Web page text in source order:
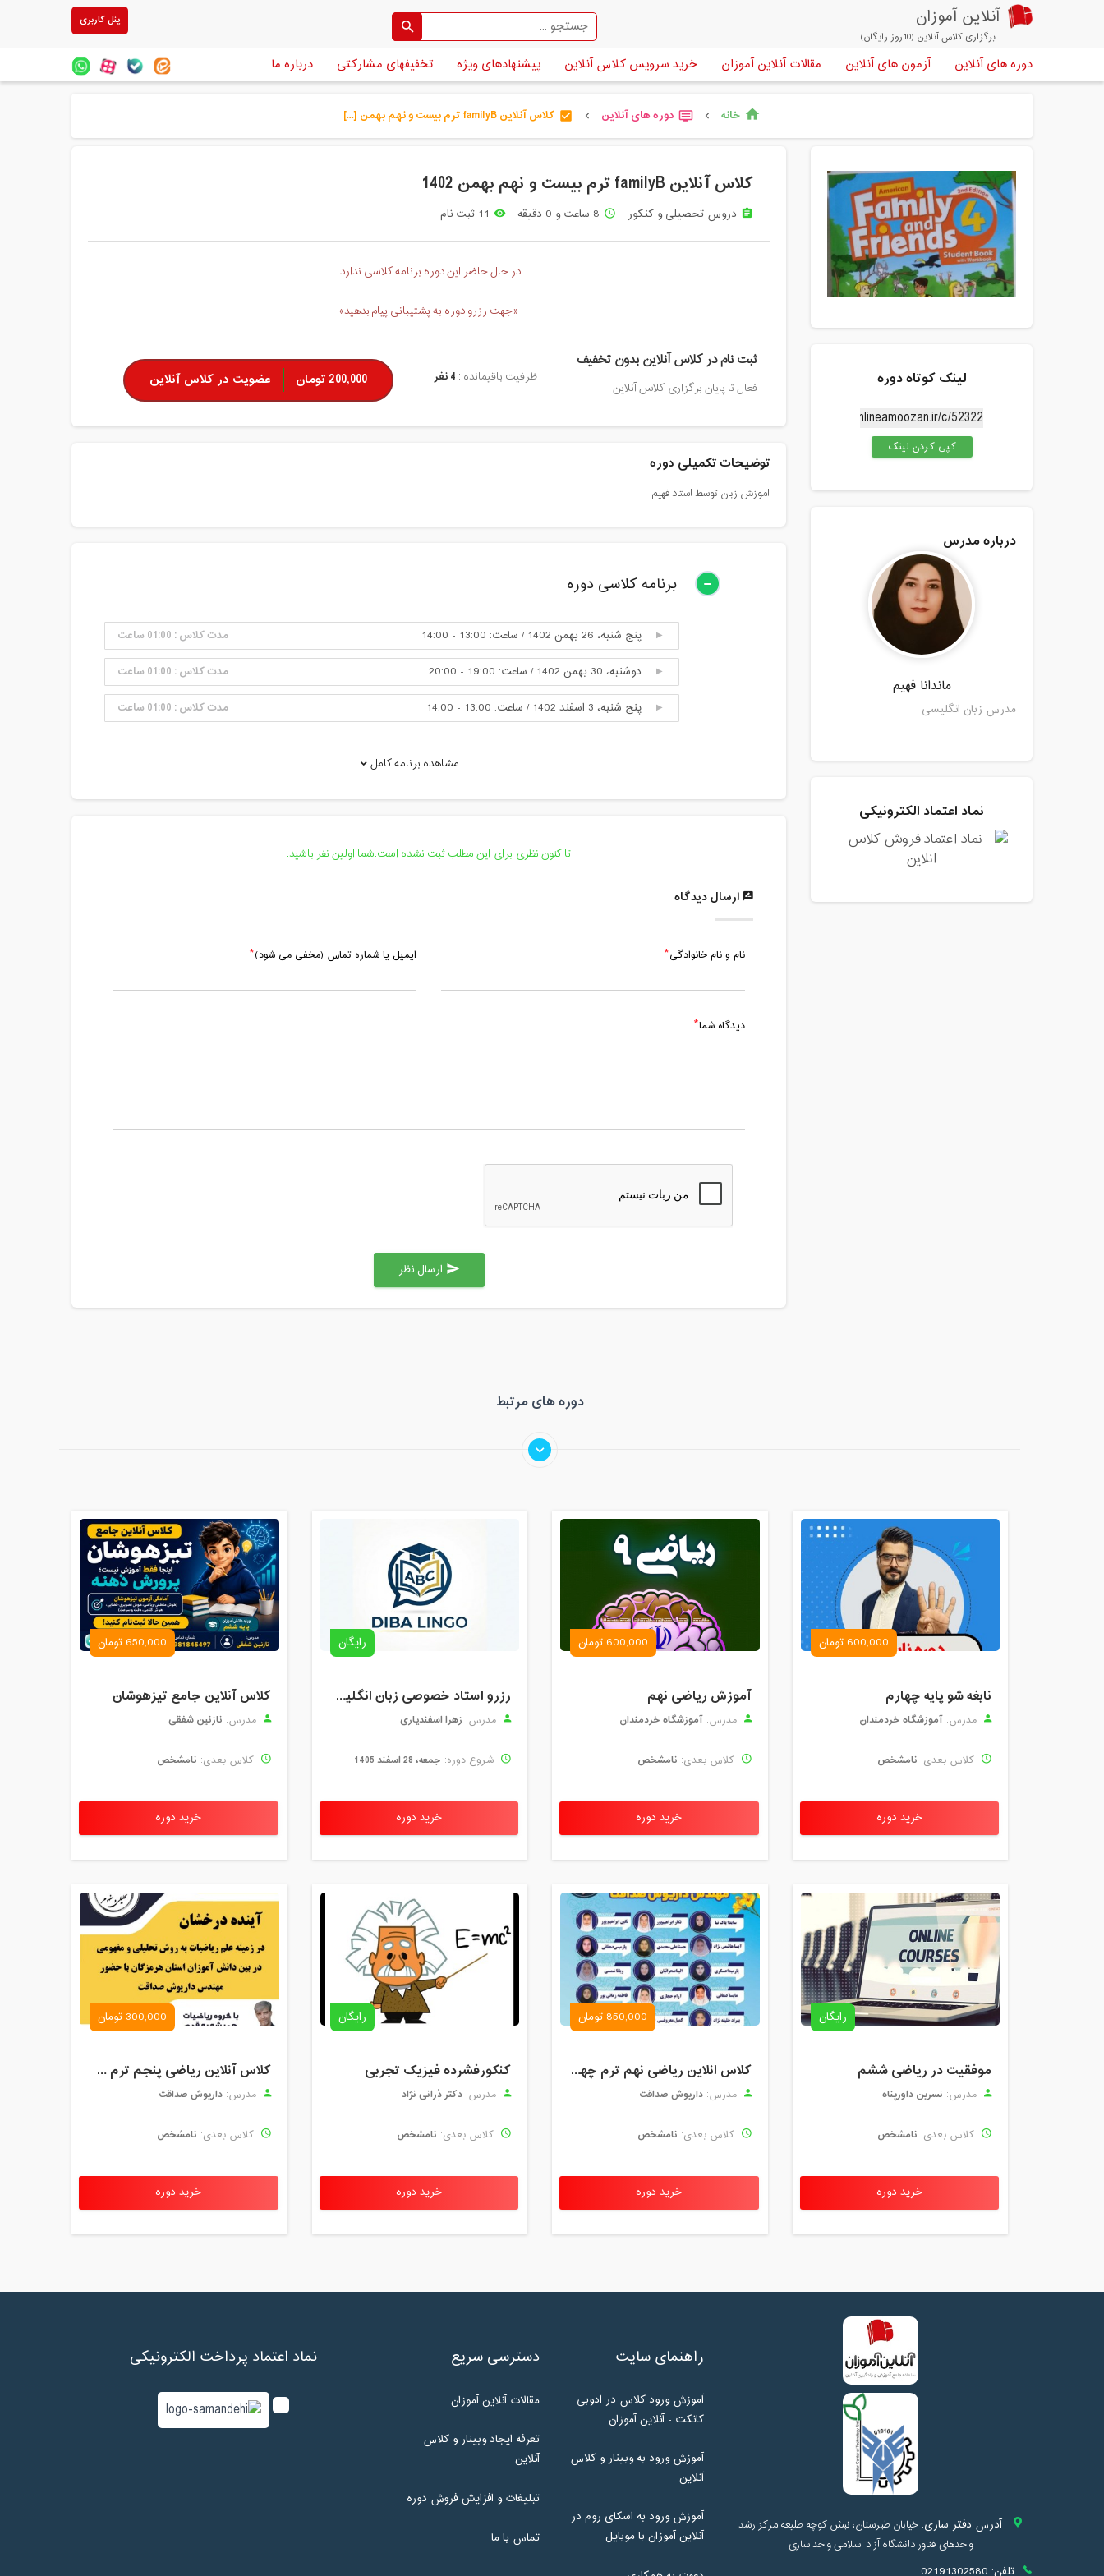
آنلاین آموزان
برگزاری کلاس آنلاین (10روز رایگان)
پنل کاربری
دوره های آنلاین آزمون های آنلاین مقالات آنلاین آموزان خرید سرویس کلاس آنلاین پیشنهادهای ویژه تخفیفهای مشارکتی درباره ما
home خانه chevron_left
dvr دوره های آنلاین chevron_left
check_box کلاس آنلاین familyB ترم بیست و نهم بهمن [...]
کلاس آنلاین familyB ترم بیست و نهم بهمن 1402
assignment دروس تحصیلی و کنکور access_time 8 ساعت و 0 دقیقه remove_red_eye 11 ثبت نام
در حال حاضر این دوره برنامه کلاسی ندارد.
«جهت رزرو دوره به پشتیبانی پیام بدهید»
ثبت نام در کلاس آنلاین بدون تخفیف
فعال تا پایان برگزاری کلاس آنلاین
ظرفیت باقیمانده : 4 نفر 200,000 تومان عضویت در کلاس آنلاین
توضیحات تکمیلی دوره
اموزش زبان توسط استاد فهیم
برنامه کلاسی دوره
پنج شنبه، 26 بهمن 1402 / ساعت: 13:00 - 14:00 مدت کلاس : 01:00 ساعت
دوشنبه، 30 بهمن 1402 / ساعت: 19:00 - 20:00 مدت کلاس : 01:00 ساعت
پنج شنبه، 3 اسفند 1402 / ساعت: 13:00 - 14:00 مدت کلاس : 01:00 ساعت
مشاهده برنامه کامل
تا کنون نظری برای این مطلب ثبت نشده است.شما اولین نفر باشید.
ارسال دیدگاه
نام و نام خانوادگی ایمیل یا شماره تماس (مخفی می شود)
دیدگاه شما
send
لینک کوتاه دوره
کپی کردن لینک
درباره مدرس
ماندانا فهیم
مدرس زبان انگلیسی
نماد اعتماد الکترونیکی
دوره های مرتبط
600,000 تومان
نابغه شو پایه چهارم
مدرس: آموزشگاه خردمندان
کلاس بعدی: نامشخص
خرید دوره
600,000 تومان
آموزش ریاضی نهم
مدرس: آموزشگاه خردمندان
کلاس بعدی: نامشخص
خرید دوره
رایگان
رزرو استاد خصوصی زبان انگلیسی | کلاس یک‌نفره با زهرا اسفندیاری + مشاوره رایگان
مدرس: زهرا اسفندیاری
شروع دوره: جمعه، 28 اسفند 1405
خرید دوره
650,000 تومان
کلاس آنلاین جامع تیزهوشان
مدرس: نازنین شفقی
کلاس بعدی: نامشخص
خرید دوره
رایگان
موفقیت در ریاضی ششم
مدرس: نسرین داورپناه
کلاس بعدی: نامشخص
خرید دوره
850,000 تومان
کلاس انلاین ریاضی نهم ترم چهارم مهر 1404
مدرس: داریوش صداقت
کلاس بعدی: نامشخص
خرید دوره
رایگان
کنکورفشرده فیزیک تجربی
مدرس: دکتر دُرانی نژاد
کلاس بعدی: نامشخص
خرید دوره
300,000 تومان
کلاس آنلاین ریاضی پنجم ترم چهارم شهریور 1403
مدرس: داریوش صداقت
کلاس بعدی: نامشخص
خرید دوره
آدرس دفتر ساری: خیابان طبرستان، نبش کوچه طلیعه مرکز رشد
واحدهای فناور دانشگاه آزاد اسلامی واحد ساری
تلفن: 02191302580
راهنمای سایت
آموزش ورود کلاس در ادوبی
کانکت - آنلاین آموزان
آموزش ورود به وبینار و کلاس
آنلاین
آموزش ورود به اسکای روم در
آنلاین آموزان با موبایل
دسترسی سریع
مقالات آنلاین آموزان
تعرفه ایجاد وبینار و کلاس
آنلاین
تبلیغات و افزایش فروش دوره
تماس با ما
نماد اعتماد پرداخت الکترونیکی